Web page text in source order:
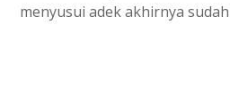
menyusui adek akhirnya